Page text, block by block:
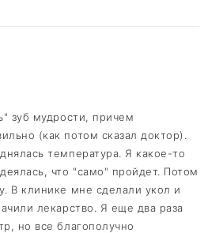
зуб мудрости, причем
(как потом сказал доктор).
температура. Я какое-то
что "само" пройдет. Потом
В клинике мне сделали укол и
лекарство. Я еще два раза
но все благополучно